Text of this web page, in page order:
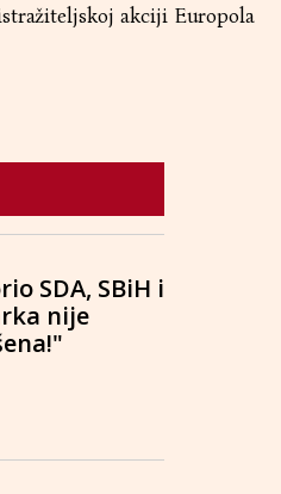
akciji Europola
SDA, SBiH i
nije